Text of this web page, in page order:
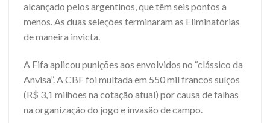
alcançado pelos argentinos, que têm seis pontos a
menos. As duas seleções terminaram as Eliminatórias
de maneira invicta.
A Fifa aplicou punições aos envolvidos no “clássico da
Anvisa”. A CBF foi multada em 550 mil francos suíços
(R$ 3,1 milhões na cotação atual) por causa de falhas
na organização do jogo e invasão de campo.